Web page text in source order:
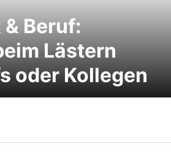
Beruf:
Lästern
oder Kollegen